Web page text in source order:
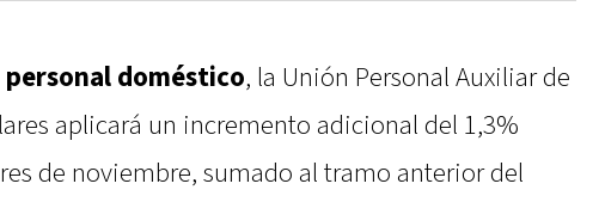
personal doméstico, la Unión Personal Auxiliar de
aplicará un incremento adicional del 1,3%
de noviembre, sumado al tramo anterior del